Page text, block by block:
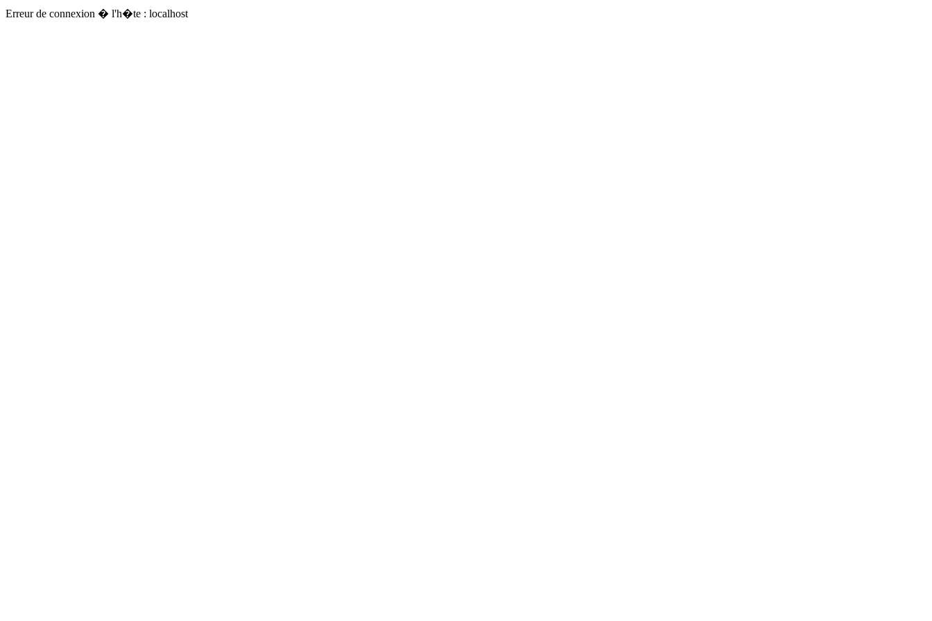
Erreur de connexion � l'h�te : localhost